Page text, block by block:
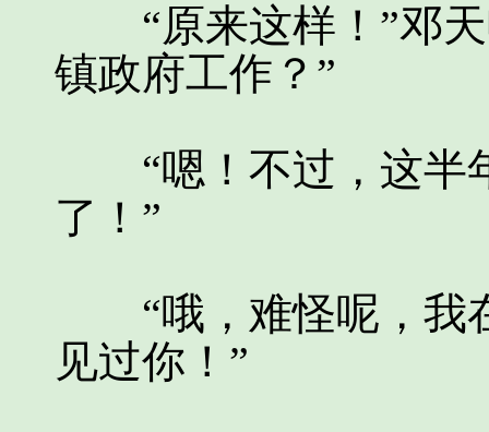
“原来这样！”邓天
镇政府工作？”
“嗯！不过，这半
了！”
“哦，难怪呢，我
见过你！”